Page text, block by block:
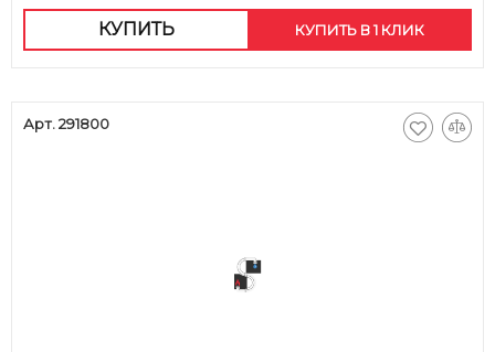
КУПИТЬ КУПИТЬ В 1 КЛИК
Арт. 291800